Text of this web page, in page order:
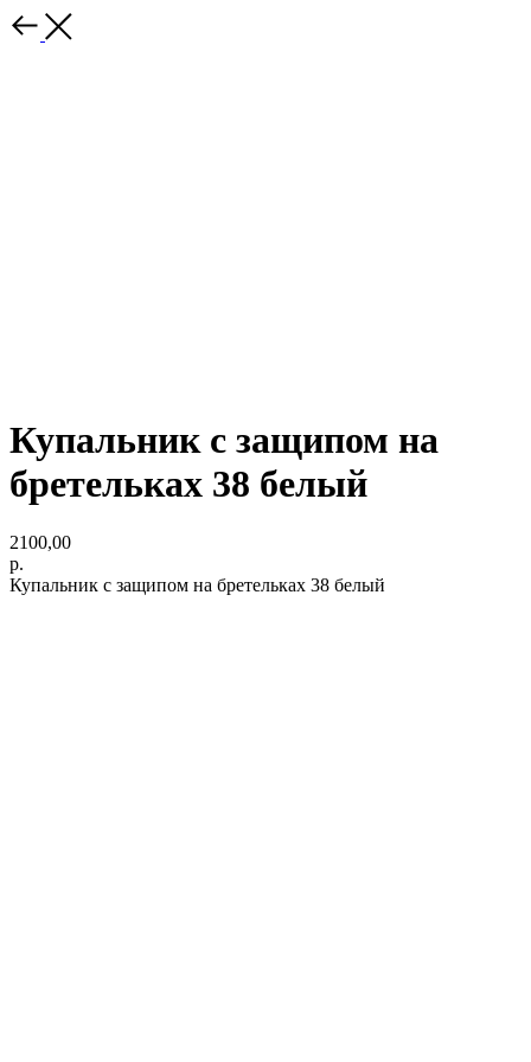
Купальник с защипом на
бретельках 38 белый
2100,00
р.
Купальник с защипом на бретельках 38 белый